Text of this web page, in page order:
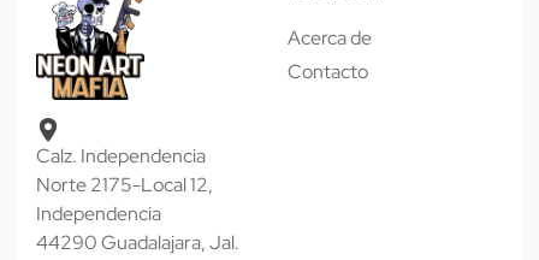
Calz. Independencia
Norte 2175-Local 12,
Independencia
44290 Guadalajara, Jal.
Acerca de
Contacto